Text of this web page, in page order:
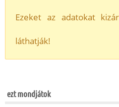
Ezeket az adatokat
láthatják!
ezt mondjátok